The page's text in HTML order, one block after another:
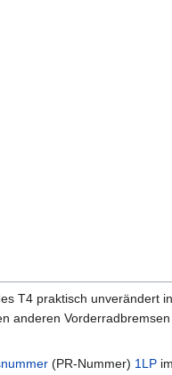
T4 praktisch
anderen
(PR-Nummer) 1LP im